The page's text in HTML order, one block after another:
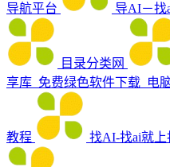
导航平台 导AI－找
目录分类网
享库_免费绿色软件下载_电
教程 找AI-找ai就